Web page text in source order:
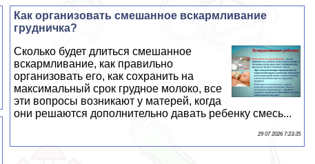
Как организовать смешанное вскармливание
грудничка?
Сколько будет длиться смешанное
вскармливание, как правильно
организовать его, как сохранить на
максимальный срок грудное молоко, все
эти вопросы возникают у матерей, когда
они решаются дополнительно давать ребенку смесь...
29 07 2026 7:23:35